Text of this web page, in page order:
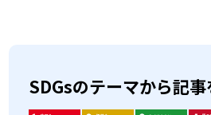
SDGsのテーマから記